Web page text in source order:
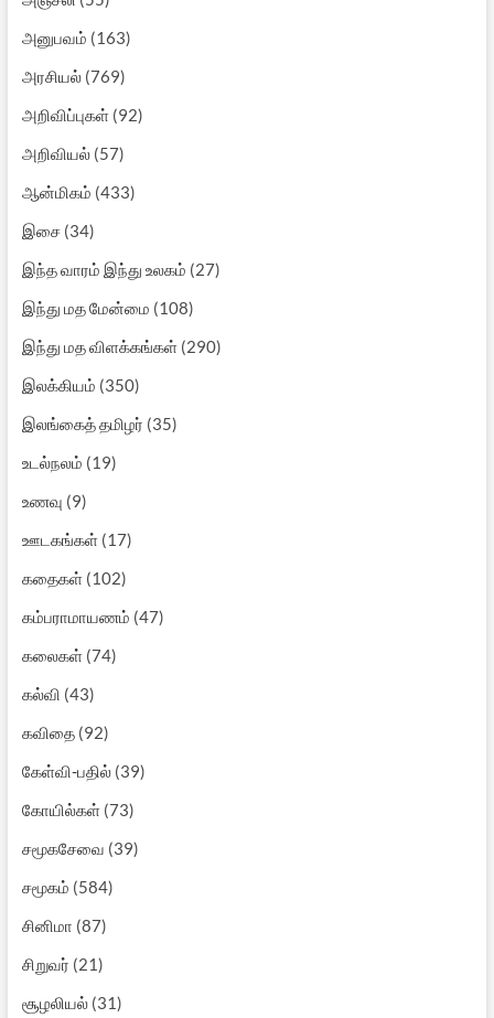
அனுபவம் (163)
அரசியல்(769)
அறிவிப்புகள்(92)
அறிவியல்(57)
ஆன்மிகம் (433)
இசை(34)
இந்த வாரம் இந்து உலகம் (27)
இந்து மத மேன்மை (108)
இந்து மத விளக்கங்கள்(290)
இலக்கியம் (350)
இலங்கைத் தமிழர் (35)
உடல்நலம் (19)
உணவு (9)
ஊடகங்கள்(17)
கதைகள்(102)
கம்பராமாயணம் (47)
கலைகள்(74)
கல்வி (43)
கவிதை(92)
கேள்வி-பதில்(39)
கோயில்கள்(73)
சமூகசேவை (39)
சமூகம் (584)
சினிமா (87)
சிறுவர் (21)
சூழலியல்(31)